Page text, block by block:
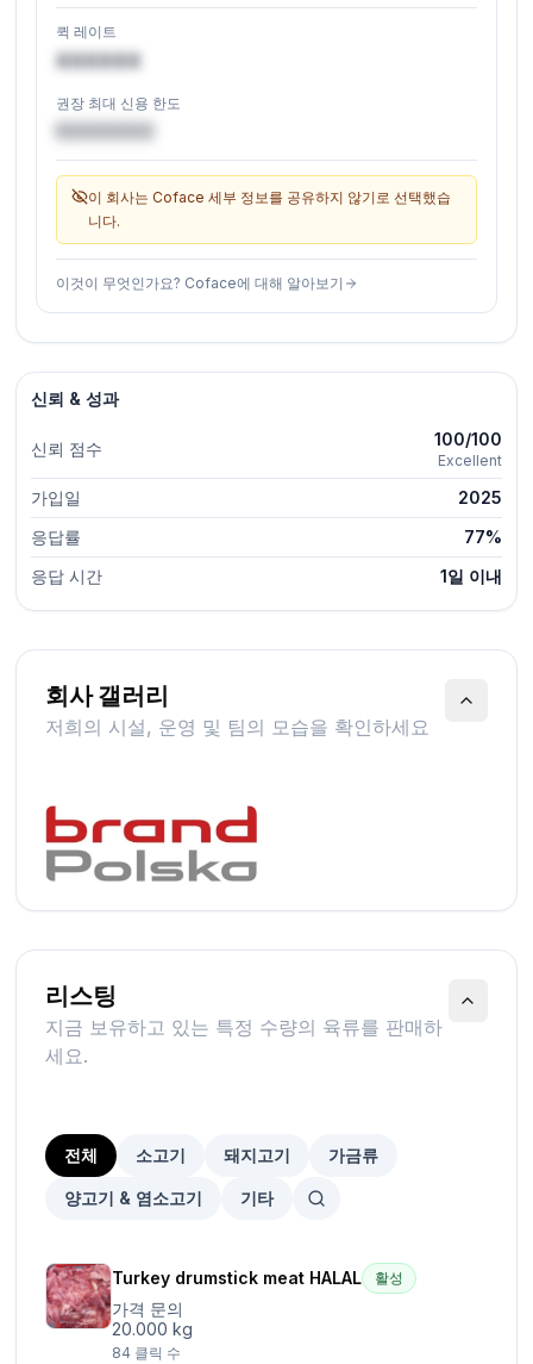
회사 갤러리
저희의 시설, 운영 및 팀의 모습을 확인하세요
리스팅
지금 보유하고 있는 특정 수량의 육류를 판매하
세요.
전체 소고기 돼지고기 가금류
양고기 & 염소고기 기타
Turkey drumstick meat HALAL 활성
가격 문의
20.000 kg
84 클릭 수
퀵 레이트
XXXXXX
권장 최대 신용 한도
이 회사는 Coface 세부 정보를 공유하지 않기로 선택했습
니다.
이것이 무엇인가요? Coface에 대해 알아보기
신뢰 & 성과
신뢰 점수 100/100
Excellent
가입일
2025
응답률
77%
응답 시간
1일 이내